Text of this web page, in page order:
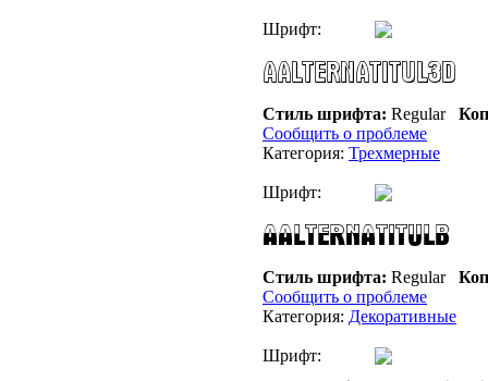
Шрифт:
Стиль шрифта: Regular
Сообщить о проблеме
Категория: Трехмерные
Шрифт:
Стиль шрифта: Regular
Сообщить о проблеме
Категория: Декоративные
Шрифт: